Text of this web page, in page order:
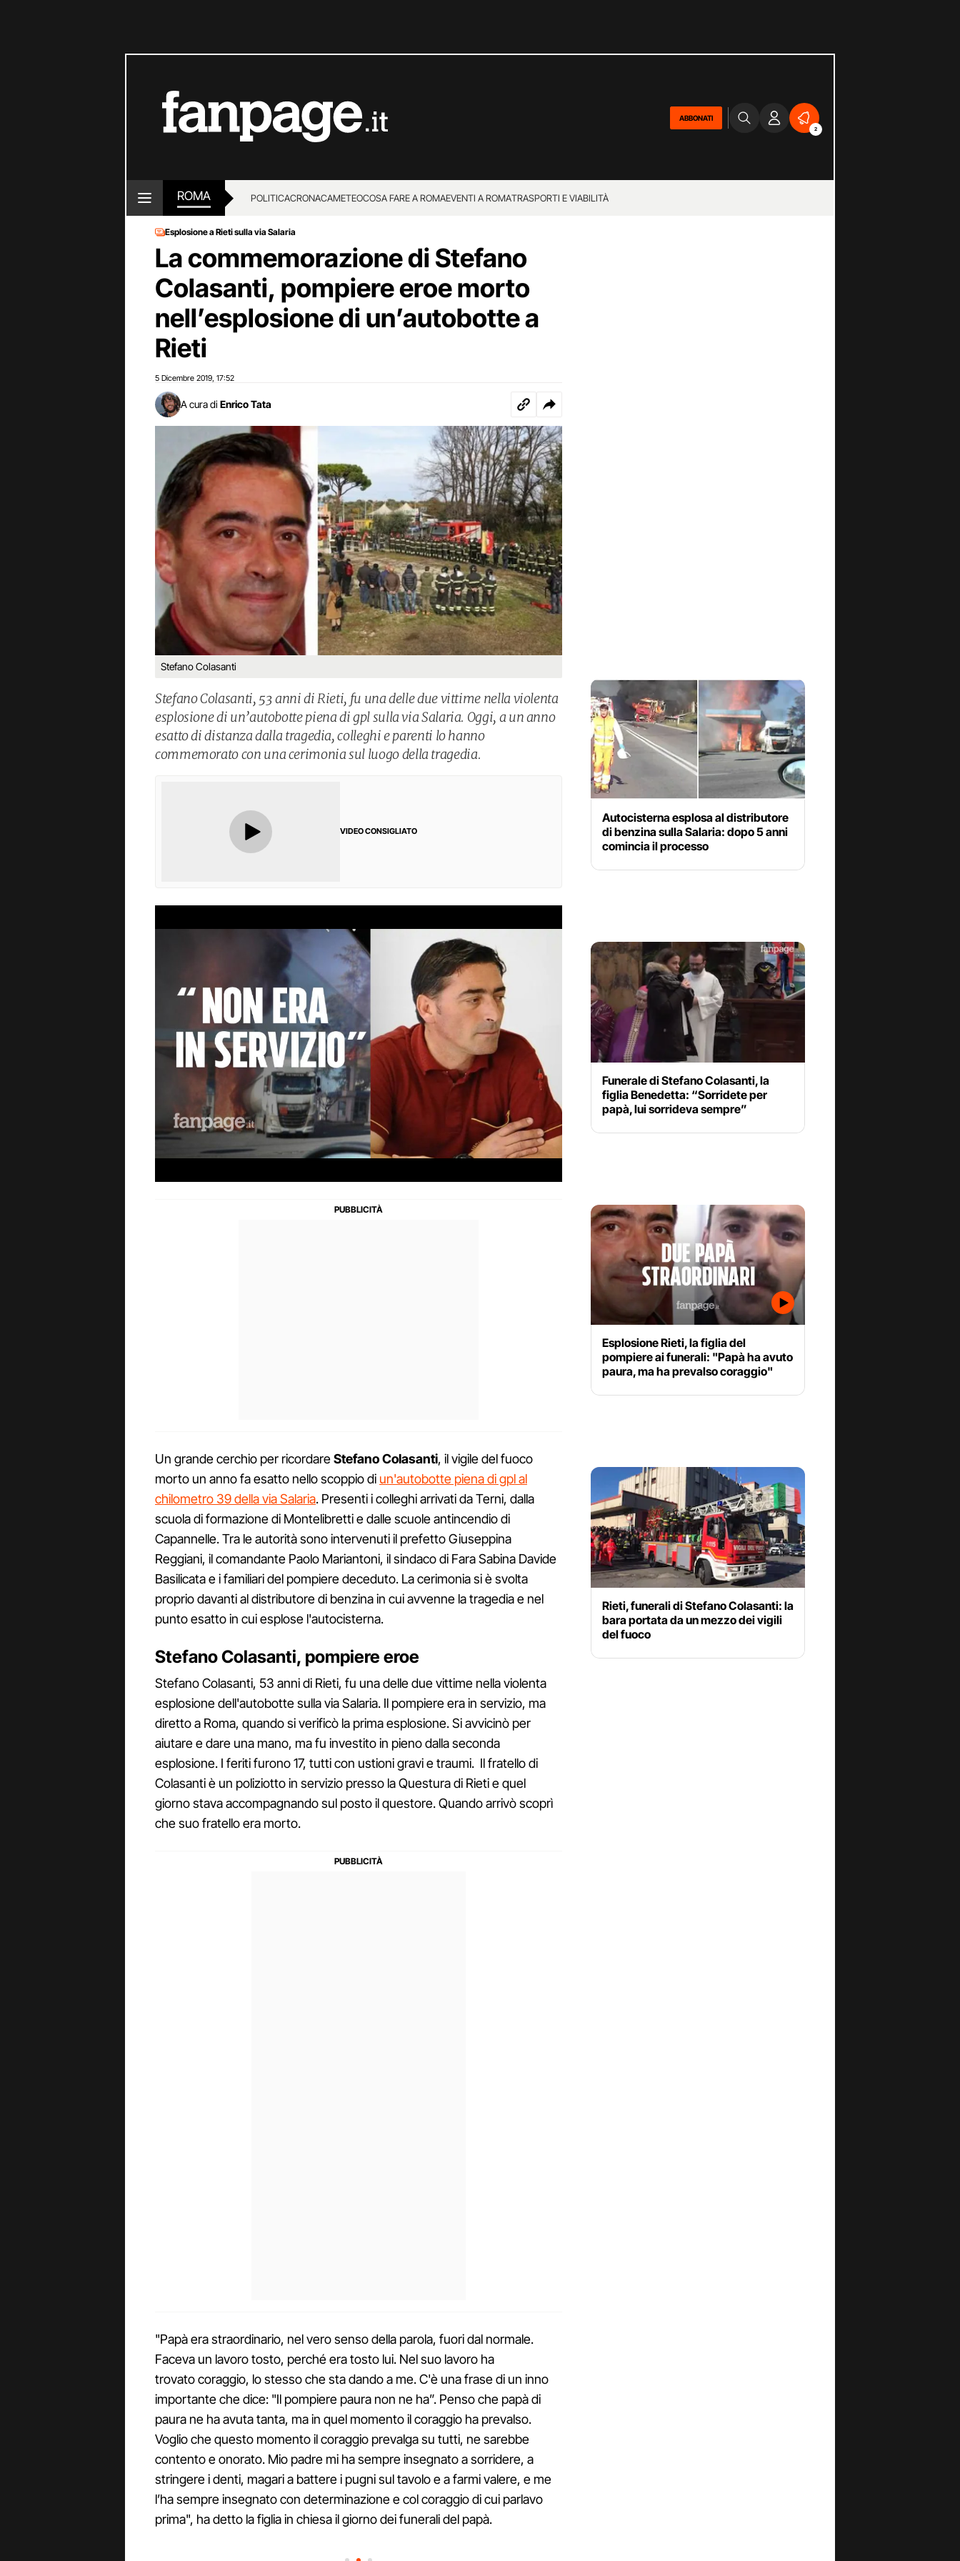
ABBONATI
2
ROMA POLITICACRONACAMETEOCOSA FARE A ROMAEVENTI A ROMATRASPORTI E VIABILITÀ
Esplosione a Rieti sulla via Salaria
La commemorazione di Stefano
Colasanti, pompiere eroe morto
nell’esplosione di un’autobotte a
Rieti
5 Dicembre 2019 17:52
A cura di Enrico Tata
Stefano Colasanti
Stefano Colasanti, 53 anni di Rieti, fu una delle due vittime nella violenta
esplosione di un’autobotte piena di gpl sulla via Salaria. Oggi, a un anno
esatto di distanza dalla tragedia, colleghi e parenti lo hanno
commemorato con una cerimonia sul luogo della tragedia.
VIDEO CONSIGLIATO
Un grande cerchio per ricordareStefano Colasanti, il vigile del fuoco
morto un anno fa esatto nello scoppio di un'autobotte piena di gpl al
chilometro 39 della via Salaria. Presenti i colleghi arrivati da Terni, dalla
scuola di formazione di Montelibretti e dalle scuole antincendio di
Capannelle. Tra le autorità sono intervenuti il prefetto Giuseppina
Reggiani, il comandante Paolo Mariantoni, il sindaco di Fara Sabina Davide
Basilicata e i familiari del pompiere deceduto. La cerimonia si è svolta
proprio davanti al distributore di benzina in cui avvenne la tragedia e nel
punto esatto in cui esplose l'autocisterna.
Stefano Colasanti, pompiere eroe
Stefano Colasanti, 53 anni di Rieti, fu una delle due vittime nella violenta
esplosione dell'autobotte sulla via Salaria. Il pompiere era in servizio, ma
diretto a Roma, quando si verificò la prima esplosione. Si avvicinò per
aiutare e dare una mano, ma fu investito in pieno dalla seconda
esplosione. I feriti furono 17, tutti con ustioni gravi e traumi. Il fratello di
Colasanti è un poliziotto in servizio presso la Questura di Rieti e quel
giorno stava accompagnando sul posto il questore. Quando arrivò scoprì
che suo fratello era morto.
"Papà era straordinario, nel vero senso della parola, fuori dal normale.
Faceva un lavoro tosto, perché era tosto lui. Nel suo lavoro ha
trovato coraggio, lo stesso che sta dando a me. C'è una frase di un inno
importante che dice: "Il pompiere paura non ne ha”. Penso che papà di
paura ne ha avuta tanta, ma in quel momento il coraggio ha prevalso.
Voglio che questo momento il coraggio prevalga su tutti, ne sarebbe
contento e onorato. Mio padre mi ha sempre insegnato a sorridere, a
stringere i denti, magari a battere i pugni sul tavolo e a farmi valere, e me
l’ha sempre insegnato con determinazione e col coraggio di cui parlavo
prima", ha detto la figlia in chiesa il giorno dei funerali del papà.
Autocisterna esplosa al distributore
di benzina sulla Salaria: dopo 5 anni
comincia il processo
Funerale di Stefano Colasanti, la
figlia Benedetta: “Sorridete per
papà, lui sorrideva sempre”
Esplosione Rieti, la figlia del
pompiere ai funerali: "Papà ha avuto
paura, ma ha prevalso coraggio"
Rieti, funerali di Stefano Colasanti: la
bara portata da un mezzo dei vigili
del fuoco